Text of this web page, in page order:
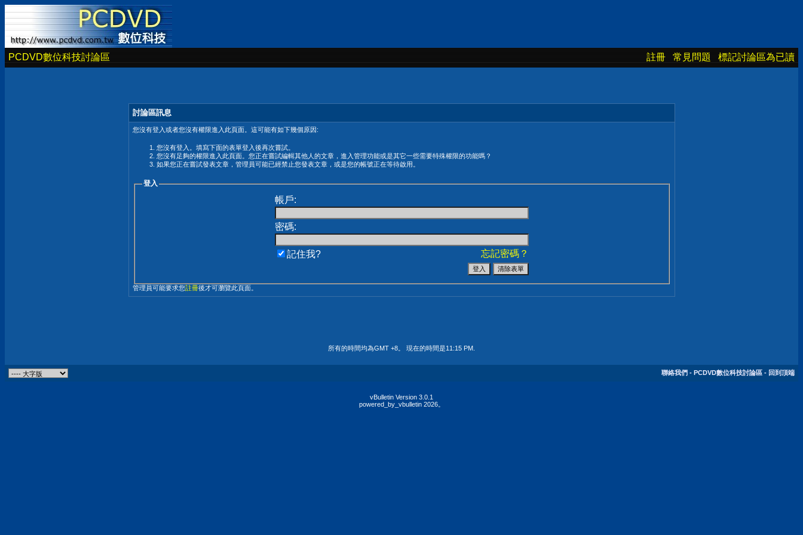
PCDVD數位科技討論區 註冊 常見問題 標記討論區為已讀
討論區訊息
您沒有登入或者您沒有權限進入此頁面。這可能有如下幾個原因:
您沒有登入。填寫下面的表單登入後再次嘗試。
您沒有足夠的權限進入此頁面。您正在嘗試編輯其他人的文章，進入管理功能或是其它一些需要特殊權限的功能嗎？
如果您正在嘗試發表文章，管理員可能已經禁止您發表文章，或是您的帳號正在等待啟用。
登入
帳戶:
密碼:
忘記密碼？
記住我?
管理員可能要求您註冊後才可瀏覽此頁面。
所有的時間均為GMT +8。 現在的時間是11:15 PM
聯絡我們 - PCDVD數位科技討論區 - 回到頂端
vBulletin Version 3.0.1
powered_by_vbulletin 2026。